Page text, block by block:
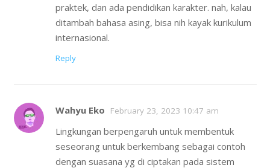
praktek, dan ada pendidikan karakter. nah, kalau
ditambah bahasa asing, bisa nih kayak kurikulum
internasional.
Reply
Wahyu Eko February 23, 2023 10:47 am
Lingkungan berpengaruh untuk membentuk
seseorang untuk berkembang sebagai contoh
dengan suasana yg di ciptakan pada sistem